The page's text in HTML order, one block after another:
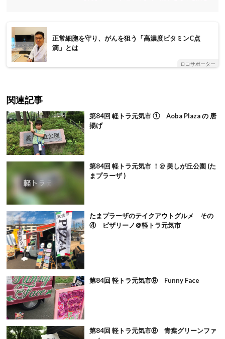
正常細胞を守り、がんを狙う「高濃度ビタミンC点
滴」とは
ロコサポーター
関連記事
第84回 軽トラ元気市 ① Aoba Plaza の 唐
揚げ
第84回 軽トラ元気市 ！@ 美しが丘公園 (た
まプラーザ )
たまプラーザのテイクアウトグルメ その
④ ピザリーノ＠軽トラ元気市
第84回 軽トラ元気市⑨ Funny Face
第84回 軽トラ元気市⑧ 青葉グリーンファ